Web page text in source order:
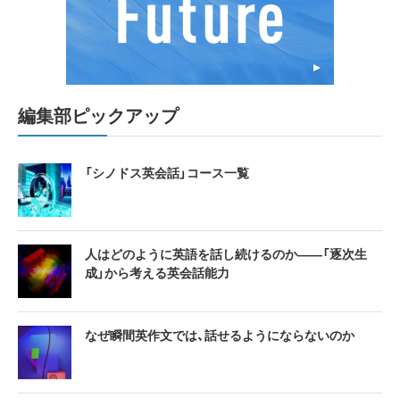
編集部ピックアップ
「シノドス英会話」コース一覧
人はどのように英語を話し続けるのか――「逐次生
成」から考える英会話能力
なぜ瞬間英作文では、話せるようにならないのか